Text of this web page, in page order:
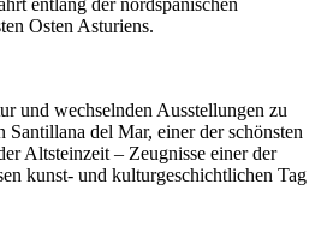
entlang der nordspanischen
Osten Asturiens.
und wechselnden Ausstellungen zu
del Mar, einer der schönsten
Altsteinzeit – Zeugnisse einer der
kunst- und kulturgeschichtlichen Tag